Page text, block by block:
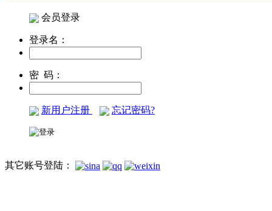
会员登录
登录名：
密 码：
新用户注册 忘记密码?
其它账号登陆：